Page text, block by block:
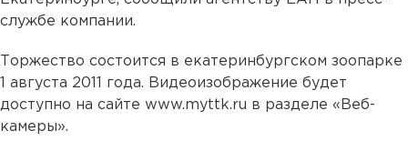
службе компании.
Торжество состоится в екатеринбургском зоопарке
1 августа 2011 года. Видеоизображение будет
доступно на сайте www.myttk.ru в разделе «Веб-
камеры».